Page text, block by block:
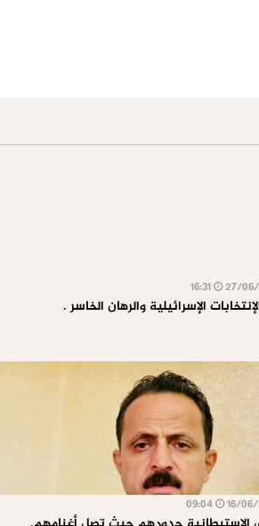
الإسرائيلية والرهان الخاسر .